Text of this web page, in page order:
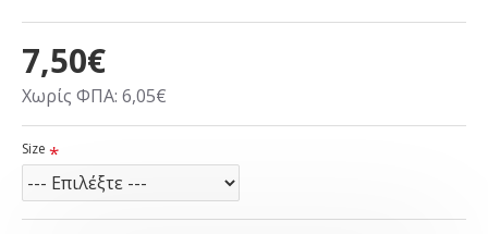
7,50€
Χωρίς ΦΠΑ: 6,05€
Size